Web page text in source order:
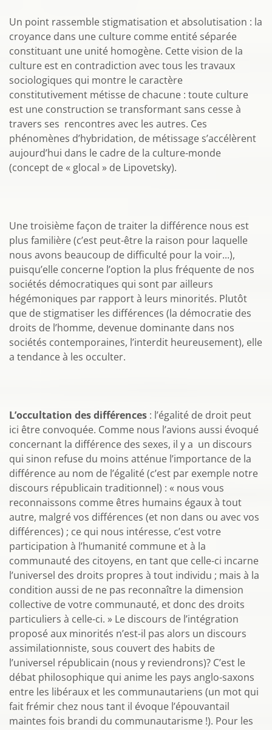
Un point rassemble stigmatisation et absolutisation : la
croyance dans une culture comme entité séparée
constituant une unité homogène. Cette vision de la
culture est en contradiction avec tous les travaux
sociologiques qui montre le caractère
constitutivement métisse de chacune : toute culture
est une construction se transformant sans cesse à
travers ses rencontres avec les autres. Ces
phénomènes d’hybridation, de métissage s’accélèrent
aujourd’hui dans le cadre de la culture-monde
(concept de « glocal » de Lipovetsky).
Une troisième façon de traiter la différence nous est
plus familière (c’est peut-être la raison pour laquelle
nous avons beaucoup de difficulté pour la voir...),
puisqu’elle concerne l’option la plus fréquente de nos
sociétés démocratiques qui sont par ailleurs
hégémoniques par rapport à leurs minorités. Plutôt
que de stigmatiser les différences (la démocratie des
droits de l’homme, devenue dominante dans nos
sociétés contemporaines, l’interdit heureusement), elle
a tendance à les occulter.
L’occultation des différences : l’égalité de droit peut
ici être convoquée. Comme nous l’avions aussi évoqué
concernant la différence des sexes, il y a un discours
qui sinon refuse du moins atténue l’importance de la
différence au nom de l’égalité (c’est par exemple notre
discours républicain traditionnel) : « nous vous
reconnaissons comme êtres humains égaux à tout
autre, malgré vos différences (et non dans ou avec vos
différences) ; ce qui nous intéresse, c’est votre
participation à l’humanité commune et à la
communauté des citoyens, en tant que celle-ci incarne
l’universel des droits propres à tout individu ; mais à la
condition aussi de ne pas reconnaître la dimension
collective de votre communauté, et donc des droits
particuliers à celle-ci. » Le discours de l’intégration
proposé aux minorités n’est-il pas alors un discours
assimilationniste, sous couvert des habits de
l’universel républicain (nous y reviendrons)? C’est le
débat philosophique qui anime les pays anglo-saxons
entre les libéraux et les communautariens (un mot qui
fait frémir chez nous tant il évoque l’épouvantail
maintes fois brandi du communautarisme !). Pour les